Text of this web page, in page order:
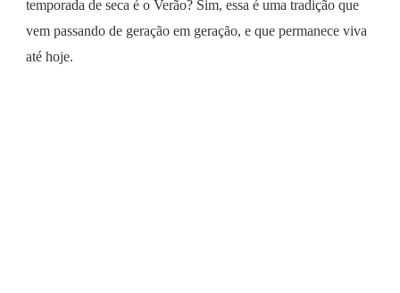
temporada de seca é o Verão? Sim, essa é uma tradição que
vem passando de geração em geração, e que permanece viva
até hoje.